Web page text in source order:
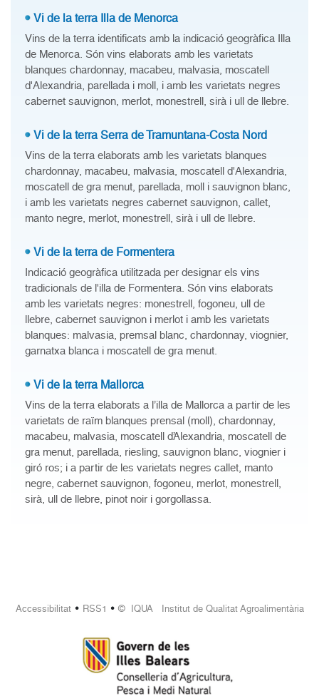
Vi de la terra Illa de Menorca
Vins de la terra identificats amb la indicació geogràfica Illa
de Menorca. Són vins elaborats amb les varietats
blanques chardonnay, macabeu, malvasia, moscatell
d'Alexandria, parellada i moll, i amb les varietats negres
cabernet sauvignon, merlot, monestrell, sirà i ull de llebre.
Vi de la terra Serra de Tramuntana-Costa Nord
Vins de la terra elaborats amb les varietats blanques
chardonnay, macabeu, malvasia, moscatell d'Alexandria,
moscatell de gra menut, parellada, moll i sauvignon blanc,
i amb les varietats negres cabernet sauvignon, callet,
manto negre, merlot, monestrell, sirà i ull de llebre.
Vi de la terra de Formentera
Indicació geogràfica utilitzada per designar els vins
tradicionals de l'illa de Formentera. Són vins elaborats
amb les varietats negres: monestrell, fogoneu, ull de
llebre, cabernet sauvignon i merlot i amb les varietats
blanques: malvasia, premsal blanc, chardonnay, viognier,
garnatxa blanca i moscatell de gra menut.
Vi de la terra Mallorca
Vins de la terra elaborats a l’illa de Mallorca a partir de les
varietats de raïm blanques prensal (moll), chardonnay,
macabeu, malvasia, moscatell d’Alexandria, moscatell de
gra menut, parellada, riesling, sauvignon blanc, viognier i
giró ros; i a partir de les varietats negres callet, manto
negre, cabernet sauvignon, fogoneu, merlot, monestrell,
sirà, ull de llebre, pinot noir i gorgollassa.
Accessibilitat• RSS1 • © IQUA Institut de Qualitat Agroalimentària